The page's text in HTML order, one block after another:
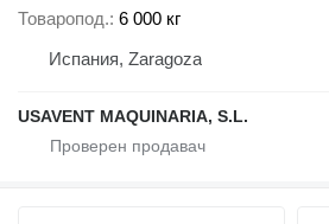
Товаропод. 6 000 кг
Испания, Zaragoza
USAVENT MAQUINARIA, S.L.